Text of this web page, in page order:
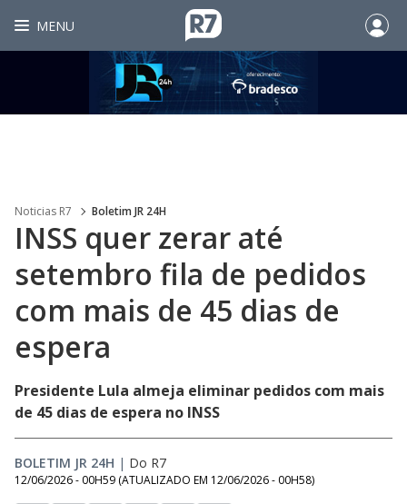
MENU
Noticias R7 Boletim JR 24H
INSS quer zerar até
setembro fila de pedidos
com mais de 45 dias de
espera
Presidente Lula almeja eliminar pedidos com mais
de 45 dias de espera no INSS
BOLETIM JR 24H | Do R7
12/06/2026 - 00H59 (ATUALIZADO EM 12/06/2026 - 00H58)